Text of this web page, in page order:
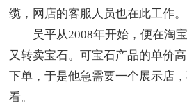
缆，网店的客服人员也在此工作。
吴平从2008年开始，便在淘宝
又转卖宝石。可宝石产品的单价
下单，于是他急需要一个展示店
看。